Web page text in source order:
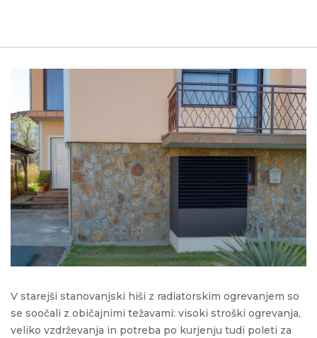
V starejši stanovanjski hiši z radiatorskim ogrevanjem so
se soočali z običajnimi težavami: visoki stroški ogrevanja,
veliko vzdrževanja in potreba po kurjenju tudi poleti za